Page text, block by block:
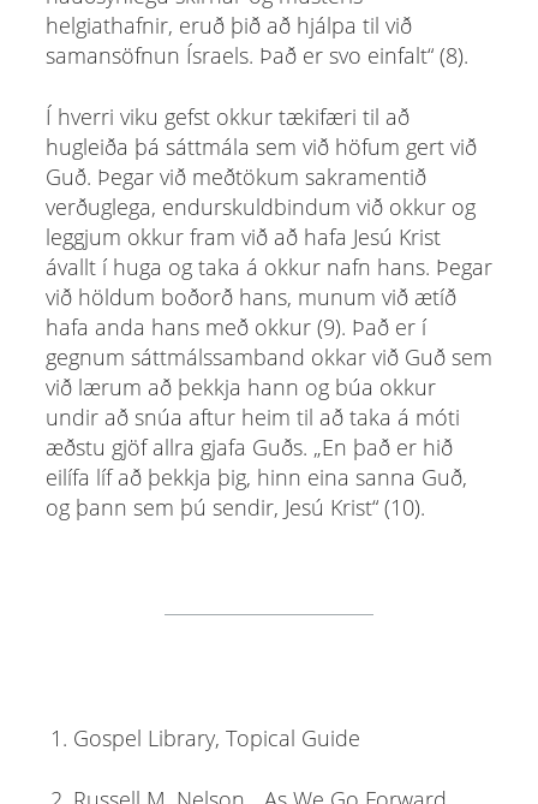
helgiathafnir, eruð þið að hjálpa til við
samansöfnun Ísraels. Það er svo einfalt“ (8).
Í hverri viku gefst okkur tækifæri til að
hugleiða þá sáttmála sem við höfum gert við
Guð. Þegar við meðtökum sakramentið
verðuglega, endurskuldbindum við okkur og
leggjum okkur fram við að hafa Jesú Krist
ávallt í huga og taka á okkur nafn hans. Þegar
við höldum boðorð hans, munum við ætíð
hafa anda hans með okkur (9). Það er í
gegnum sáttmálssamband okkar við Guð sem
við lærum að þekkja hann og búa okkur
undir að snúa aftur heim til að taka á móti
æðstu gjöf allra gjafa Guðs. „En það er hið
eilífa líf að þekkja þig, hinn eina sanna Guð,
og þann sem þú sendir, Jesú Krist“ (10).
Gospel Library, Topical Guide